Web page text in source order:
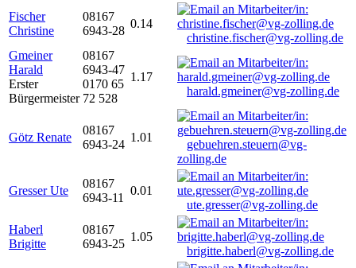
Fischer
Christine
08167
6943-28
0.14
christine.fischer@vg-zolling.de
Gmeiner
Harald
Erster
Bürgermeister
08167
6943-47
0170 65
72 528
1.17
harald.gmeiner@vg-zolling.de
Götz Renate
08167
6943-24
1.01
gebuehren.steuern@vg-
zolling.de
Gresser Ute
08167
6943-11
0.01
ute.gresser@vg-zolling.de
Haberl
Brigitte
08167
6943-25
1.05
brigitte.haberl@vg-zolling.de